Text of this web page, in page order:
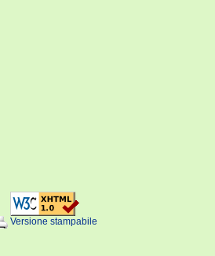
Versione stampabile